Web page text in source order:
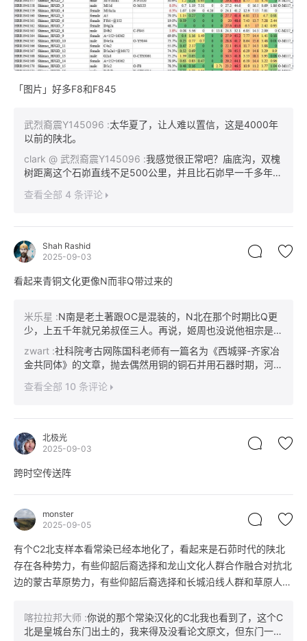
「图片」好多F8和F845
武烈裔震Y145096 :太华夏了，让人难以置信，这是4000年
以前的陕北。
clark @ 武烈裔震Y145096 :我感觉很正常吧？庙底沟，双槐
树距离这个石峁直线不足500公里，并且比石峁早一千多年以
查看全部 4 条评论
Shah Rashid
2025-09-03
看起来青铜文化更像N而非Q带过来的
米乐星 :N南是老土著跟OC是混装的，N北在那个时期比Q更
少，上五千年就兄弟叔侄三人。再说，姬周也没说他祖宗是贩
卖铜器的，出世就被扔了，有可能更本就不知道铜是啥玩意。
zwart :社科院考古网陈国科老师有一篇名为《西城驿-齐家冶
金共同体》的文章，抛去偶然用铜的铜石并用石器时期，河西
的随葬铜器都是上百件的出土，说明约4000年前-3700年前
形成鲜明对比，西城驿文化将青铜器传播给齐家文化。齐家文
化经由客省庄二期将青铜器传播到陕西商洛东龙山-陶寺-二里
头，向北传播至石茆。而齐家文化早期在这中间可能只扮演传
家-西城驿的铜料主要来自于张掖酒泉一带的黑水河以西的北
属于积石墓，与哈密一带的积石墓非常相近。大制年代前
3955-3691年，与西城驿冶金人群年代吻合。四坝西城驿文
化中也发现大量来自于西北的积石墓青铜人群，如酒泉干骨崖
超50%属于积石墓。即便并不是N北单枪匹马将青铜技术带
来，也不至于说“更本就不知道铜是啥玩意”吧
查看全部 10 条评论
北极光
2025-09-03
跨时空传送阵
monster
2025-09-05
有个C2北支样本看常染已经本地化了，看起来是石茆时代的陕北
存在各种势力，有些仰韶后裔选择和龙山文化人群合作融合对抗北
边的蒙古草原势力，有些仰韶后裔选择和长城沿线人群和草原人合
系的人群还要携青铜技术之利和草原军事技术在当地社会崩溃时才
能去捡漏。
喀拉拉邦大师 :你说的那个常染汉化的C北我也看到了，这个C
北是皇城台东门出土的，我来得及没看论文原文，但东门一般